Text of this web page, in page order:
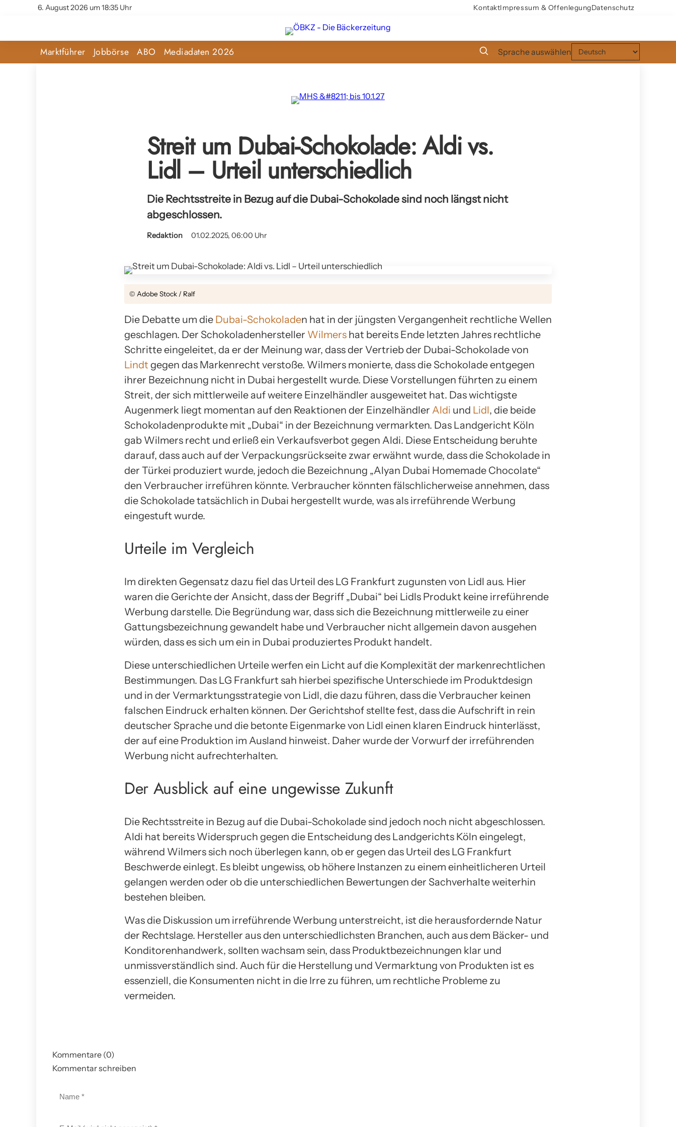
6. August 2026 um 18:35 Uhr KontaktImpressum & OffenlegungDatenschutz
Marktführer Jobbörse ABO Mediadaten 2026 Sprache auswählen
Streit um Dubai-Schokolade: Aldi vs.
Lidl – Urteil unterschiedlich
Die Rechtsstreite in Bezug auf die Dubai-Schokolade sind noch längst nicht
abgeschlossen.
Redaktion 01.02.2025, 06:00 Uhr
© Adobe Stock / Ralf
Die Debatte um die Dubai-Schokoladen hat in der jüngsten Vergangenheit rechtliche Wellen
geschlagen. Der Schokoladenhersteller Wilmers hat bereits Ende letzten Jahres rechtliche
Schritte eingeleitet, da er der Meinung war, dass der Vertrieb der Dubai-Schokolade von
Lindt gegen das Markenrecht verstoße. Wilmers monierte, dass die Schokolade entgegen
ihrer Bezeichnung nicht in Dubai hergestellt wurde. Diese Vorstellungen führten zu einem
Streit, der sich mittlerweile auf weitere Einzelhändler ausgeweitet hat. Das wichtigste
Augenmerk liegt momentan auf den Reaktionen der Einzelhändler Aldi und Lidl, die beide
Schokoladenprodukte mit „Dubai“ in der Bezeichnung vermarkten. Das Landgericht Köln
gab Wilmers recht und erließ ein Verkaufsverbot gegen Aldi. Diese Entscheidung beruhte
darauf, dass auch auf der Verpackungsrückseite zwar erwähnt wurde, dass die Schokolade in
der Türkei produziert wurde, jedoch die Bezeichnung „Alyan Dubai Homemade Chocolate“
den Verbraucher irreführen könnte. Verbraucher könnten fälschlicherweise annehmen, dass
die Schokolade tatsächlich in Dubai hergestellt wurde, was als irreführende Werbung
eingestuft wurde.
Urteile im Vergleich
Im direkten Gegensatz dazu fiel das Urteil des LG Frankfurt zugunsten von Lidl aus. Hier
waren die Gerichte der Ansicht, dass der Begriff „Dubai“ bei Lidls Produkt keine irreführende
Werbung darstelle. Die Begründung war, dass sich die Bezeichnung mittlerweile zu einer
Gattungsbezeichnung gewandelt habe und Verbraucher nicht allgemein davon ausgehen
würden, dass es sich um ein in Dubai produziertes Produkt handelt.
Diese unterschiedlichen Urteile werfen ein Licht auf die Komplexität der markenrechtlichen
Bestimmungen. Das LG Frankfurt sah hierbei spezifische Unterschiede im Produktdesign
und in der Vermarktungsstrategie von Lidl, die dazu führen, dass die Verbraucher keinen
falschen Eindruck erhalten können. Der Gerichtshof stellte fest, dass die Aufschrift in rein
deutscher Sprache und die betonte Eigenmarke von Lidl einen klaren Eindruck hinterlässt,
der auf eine Produktion im Ausland hinweist. Daher wurde der Vorwurf der irreführenden
Werbung nicht aufrechterhalten.
Der Ausblick auf eine ungewisse Zukunft
Die Rechtsstreite in Bezug auf die Dubai-Schokolade sind jedoch noch nicht abgeschlossen.
Aldi hat bereits Widerspruch gegen die Entscheidung des Landgerichts Köln eingelegt,
während Wilmers sich noch überlegen kann, ob er gegen das Urteil des LG Frankfurt
Beschwerde einlegt. Es bleibt ungewiss, ob höhere Instanzen zu einem einheitlicheren Urteil
gelangen werden oder ob die unterschiedlichen Bewertungen der Sachverhalte weiterhin
bestehen bleiben.
Was die Diskussion um irreführende Werbung unterstreicht, ist die herausfordernde Natur
der Rechtslage. Hersteller aus den unterschiedlichsten Branchen, auch aus dem Bäcker- und
Konditorenhandwerk, sollten wachsam sein, dass Produktbezeichnungen klar und
unmissverständlich sind. Auch für die Herstellung und Vermarktung von Produkten ist es
essenziell, die Konsumenten nicht in die Irre zu führen, um rechtliche Probleme zu
vermeiden.
Kommentare (0)
Kommentar schreiben